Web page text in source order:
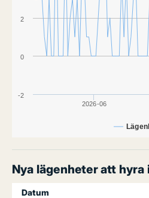
2026-06
0
2
-2
Nya lägenheter att hyra
Datum